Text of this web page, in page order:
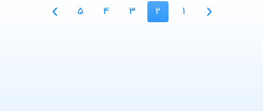
1
2
3
4
5